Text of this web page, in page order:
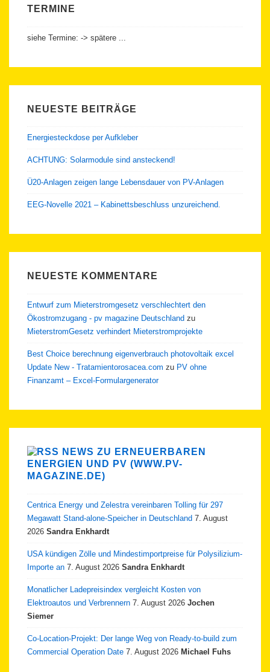
TERMINE
siehe Termine: -> spätere ...
NEUESTE BEITRÄGE
Energiesteckdose per Aufkleber
ACHTUNG: Solarmodule sind ansteckend!
Ü20-Anlagen zeigen lange Lebensdauer von PV-Anlagen
EEG-Novelle 2021 – Kabinettsbeschluss unzureichend.
NEUESTE KOMMENTARE
Entwurf zum Mieterstromgesetz verschlechtert den
Ökostromzugang - pv magazine Deutschland zu
MieterstromGesetz verhindert Mieterstromprojekte
Best Choice berechnung eigenverbrauch photovoltaik excel
Update New - Tratamientorosacea.com zu PV ohne
Finanzamt – Excel-Formulargenerator
NEWS ZU ERNEUERBAREN
ENERGIEN UND PV (WWW.PV-
MAGAZINE.DE)
Centrica Energy und Zelestra vereinbaren Tolling für 297
Megawatt Stand-alone-Speicher in Deutschland 7. August
2026 Sandra Enkhardt
USA kündigen Zölle und Mindestimportpreise für Polysilizium-
Importe an 7. August 2026 Sandra Enkhardt
Monatlicher Ladepreisindex vergleicht Kosten von
Elektroautos und Verbrennern 7. August 2026 Jochen
Siemer
Co-Location-Projekt: Der lange Weg von Ready-to-build zum
Commercial Operation Date 7. August 2026 Michael Fuhs